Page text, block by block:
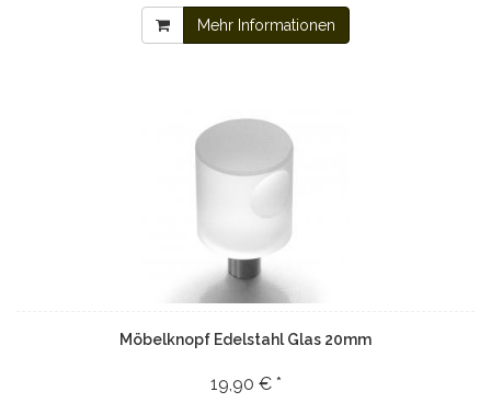
Mehr Informationen
Möbelknopf Edelstahl Glas 20mm
19,90 € *